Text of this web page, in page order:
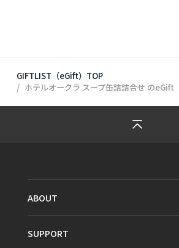
GIFTLIST（eGift）TOP
ホテルオークラ スープ缶詰詰合せ のeGift
ABOUT
SUPPORT